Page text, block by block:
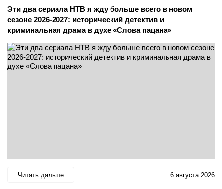
Эти два сериала НТВ я жду больше всего в новом
сезоне 2026-2027: исторический детектив и
криминальная драма в духе «Слова пацана»
Читать дальше 6 августа 2026